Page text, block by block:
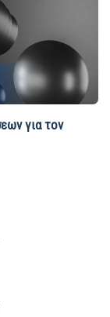
για τον